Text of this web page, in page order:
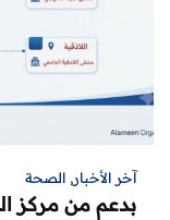
آخر الأخبار, الصحة
بدعم من مركز